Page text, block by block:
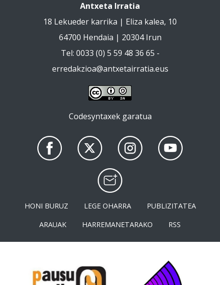
Antxeta Irratia
18 Lekueder karrika | Eliza kalea, 10
64700 Hendaia | 20304 Irun
Tel: 0033 (0) 5 59 48 36 65 -
erredakzioa@antxetairratia.eus
Codesyntaxek garatua
HONI BURUZ LEGE OHARRA
PUBLIZITATEA
ARAUAK
HARREMANETARAKO RSS